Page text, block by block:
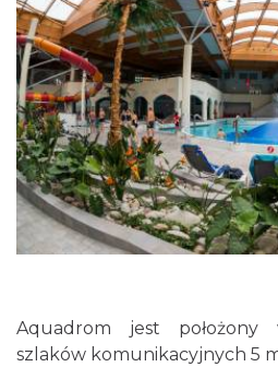
Aquadrom jest
szlaków komunikacyjnych 5